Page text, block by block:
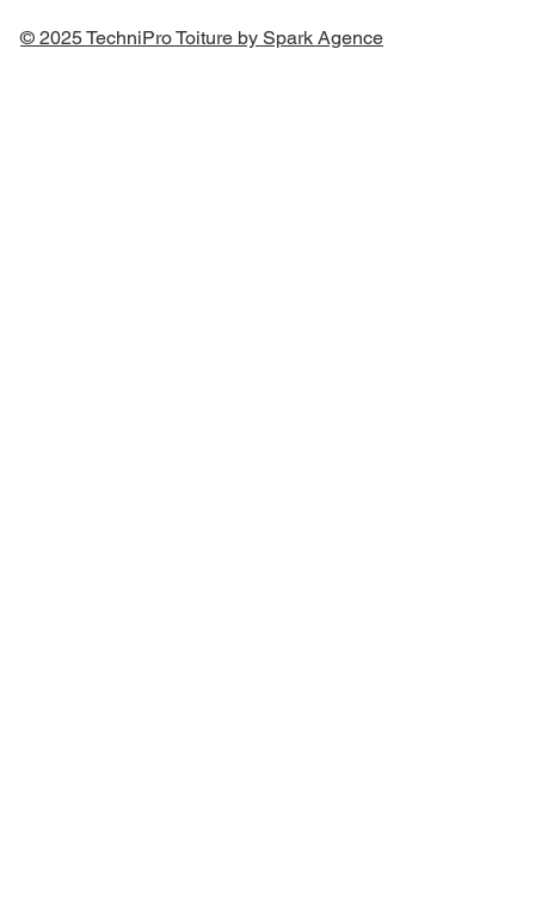
© 2025 TechniPro Toiture by Spark Agence